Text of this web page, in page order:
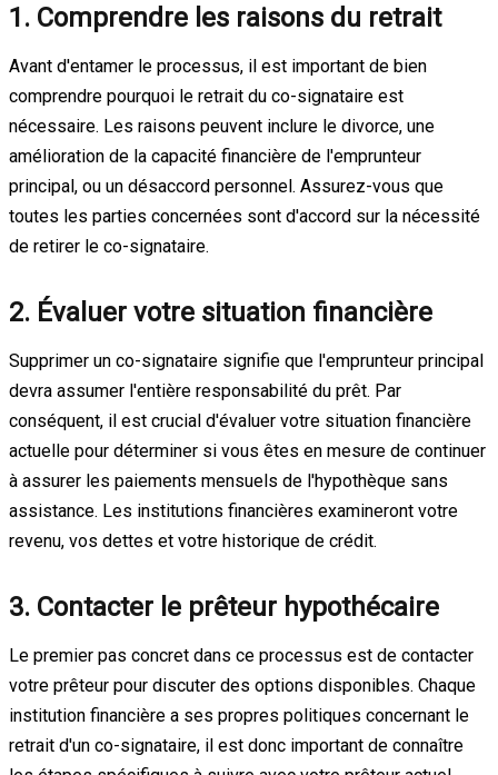
1. Comprendre les raisons du retrait
Avant d'entamer le processus, il est important de bien
comprendre pourquoi le retrait du co-signataire est
nécessaire. Les raisons peuvent inclure le divorce, une
amélioration de la capacité financière de l'emprunteur
principal, ou un désaccord personnel. Assurez-vous que
toutes les parties concernées sont d'accord sur la nécessité
de retirer le co-signataire.
2. Évaluer votre situation financière
Supprimer un co-signataire signifie que l'emprunteur principal
devra assumer l'entière responsabilité du prêt. Par
conséquent, il est crucial d'évaluer votre situation financière
actuelle pour déterminer si vous êtes en mesure de continuer
à assurer les paiements mensuels de l'hypothèque sans
assistance. Les institutions financières examineront votre
revenu, vos dettes et votre historique de crédit.
3. Contacter le prêteur hypothécaire
Le premier pas concret dans ce processus est de contacter
votre prêteur pour discuter des options disponibles. Chaque
institution financière a ses propres politiques concernant le
retrait d'un co-signataire, il est donc important de connaître